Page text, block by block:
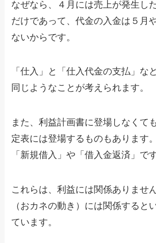
なぜなら、４月には売上が発生し
だけであって、代金の入金は５月
ないからです。
「仕入」と「仕入代金の支払」な
同じようなことが考えられます。
また、利益計画書に登場しなくて
定表には登場するものもあります
「新規借入」や「借入金返済」です
これらは、利益には関係ありませ
（おカネの動き）には関係すると
ています。